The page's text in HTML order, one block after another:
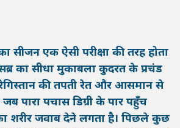
एक ऐसी परीक्षा की तरह होता
का सीधा मुकाबला कुदरत के प्रचंड
की तपती रेत और आसमान से
पारा पचास डिग्री के पार पहुँच
शरीर जवाब देने लगता है। पिछले कुछ